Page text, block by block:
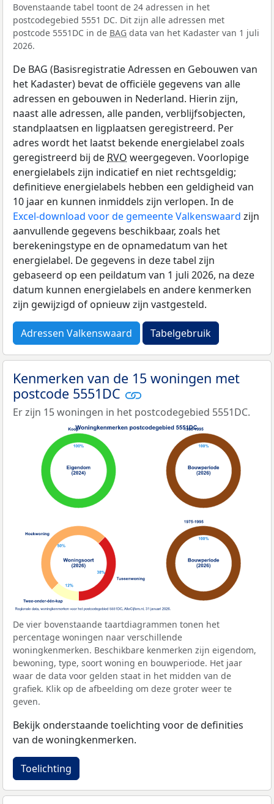
Bovenstaande tabel toont de 24 adressen in het
postcodegebied 5551 DC. Dit zijn alle adressen met
postcode 5551DC in de BAG data van het Kadaster van 1 juli
2026.
De BAG (Basisregistratie Adressen en Gebouwen van
het Kadaster) bevat de officiële gegevens van alle
adressen en gebouwen in Nederland. Hierin zijn,
naast alle adressen, alle panden, verblijfsobjecten,
standplaatsen en ligplaatsen geregistreerd. Per
adres wordt het laatst bekende energielabel zoals
geregistreerd bij de RVO weergegeven. Voorlopige
energielabels zijn indicatief en niet rechtsgeldig;
definitieve energielabels hebben een geldigheid van
10 jaar en kunnen inmiddels zijn verlopen. In de
Excel-download voor de gemeente Valkenswaard zijn
aanvullende gegevens beschikbaar, zoals het
berekeningstype en de opnamedatum van het
energielabel. De gegevens in deze tabel zijn
gebaseerd op een peildatum van 1 juli 2026, na deze
datum kunnen energielabels en andere kenmerken
zijn gewijzigd of opnieuw zijn vastgesteld.
Adressen Valkenswaard Tabelgebruik
Kenmerken van de 15 woningen met
postcode 5551DC
Er zijn 15 woningen in het postcodegebied 5551DC.
De vier bovenstaande taartdiagrammen tonen het
percentage woningen naar verschillende
woningkenmerken. Beschikbare kenmerken zijn eigendom,
bewoning, type, soort woning en bouwperiode. Het jaar
waar de data voor gelden staat in het midden van de
grafiek. Klik op de afbeelding om deze groter weer te
geven.
Bekijk onderstaande toelichting voor de definities
van de woningkenmerken.
Toelichting